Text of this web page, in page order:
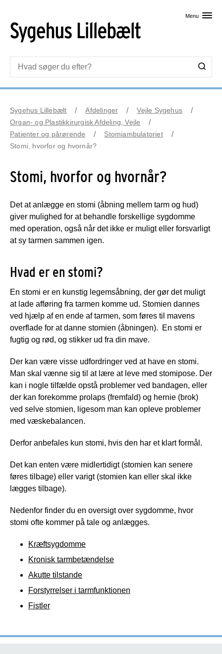
Menu
Sygehus Lillebælt Afdelinger
Vejle Sygehus
Organ- og Plastikkirurgisk Afdeling, Vejle
Patienter og pårørende
Stomiambulatoriet
Stomi, hvorfor og hvornår?
Stomi, hvorfor og hvornår?
Det at anlægge en stomi (åbning mellem tarm og hud)
giver mulighed for at behandle forskellige sygdomme
med operation, også når det ikke er muligt eller forsvarligt
at sy tarmen sammen igen.
Hvad er en stomi?
En stomi er en kunstig legemsåbning, der gør det muligt
at lade afføring fra tarmen komme ud. Stomien dannes
ved hjælp af en ende af tarmen, som føres til mavens
overflade for at danne stomien (åbningen). En stomi er
fugtig og rød, og stikker ud fra din mave.
Der kan være visse udfordringer ved at have en stomi.
Man skal vænne sig til at lære at leve med stomipose. Der
kan i nogle tilfælde opstå problemer ved bandagen, eller
der kan forekomme prolaps (fremfald) og hernie (brok)
ved selve stomien, ligesom man kan opleve problemer
med væskebalancen.
Derfor anbefales kun stomi, hvis den har et klart formål.
Det kan enten være midlertidigt (stomien kan senere
føres tilbage) eller varigt (stomien kan eller skal ikke
lægges tilbage).
Nedenfor finder du en oversigt over sygdomme, hvor
stomi ofte kommer på tale og anlægges.
Kræftsygdomme
Kronisk tarmbetændelse
Akutte tilstande
Forstyrrelser i tarmfunktionen
Fistler